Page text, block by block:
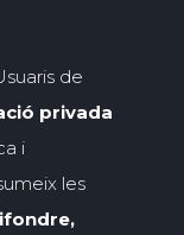
de
privada
i
les